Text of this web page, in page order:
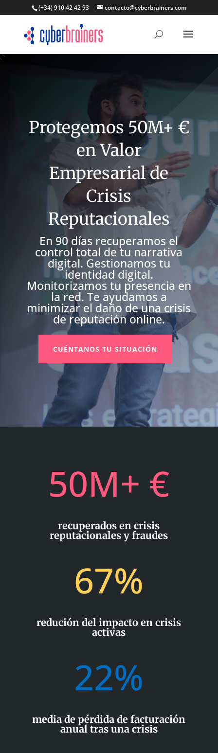
(+34) 910 42 42 93 contacto@cyberbrainers.com
Protegemos 50M+ €
en Valor
Empresarial de
Crisis
Reputacionales
En 90 días recuperamos el
control total de tu narrativa
digital. Gestionamos tu
identidad digital.
Monitorizamos tu presencia en
la red. Te ayudamos a
minimizar el daño de una crisis
de reputación online.
CUÉNTANOS TU SITUACIÓN
50M+ €
recuperados en crisis
reputacionales y fraudes
67%
redución del impacto en crisis
activas
22%
media de pérdida de facturación
anual tras una crisis